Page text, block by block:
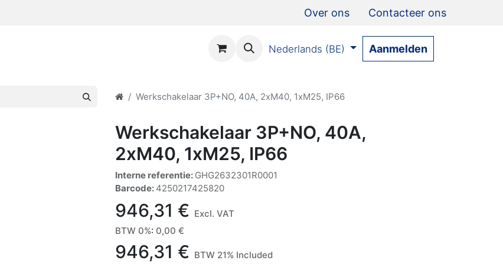
Over ons Contacteer ons
Nederlands (BE) Aanmelden
Werkschakelaar 3P+NO, 40A, 2xM40, 1xM25, IP66
Werkschakelaar 3P+NO, 40A,
2xM40, 1xM25, IP66
Interne referentie: GHG2632301R0001
Barcode: 4250217425820
946,31 € Excl. VAT
BTW 0%: 0,00 €
946,31 € BTW 21% Included